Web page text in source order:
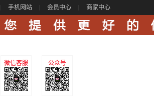
手机网站 会员中心 商家中心
公众号
微信客服